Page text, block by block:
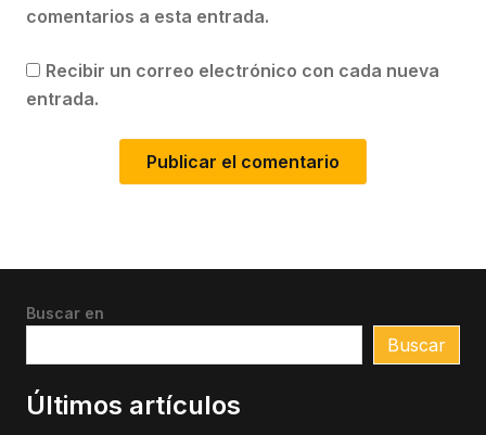
comentarios a esta entrada.
Recibir un correo electrónico con cada nueva
entrada.
Buscar en
Buscar
Últimos artículos